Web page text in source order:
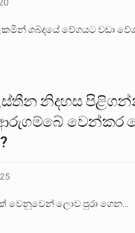
ශබ්දයේ වේගයට වඩා
නිදහස
වෙන්කර
වෙනුවෙන් ලොව පුරා ගෙන…